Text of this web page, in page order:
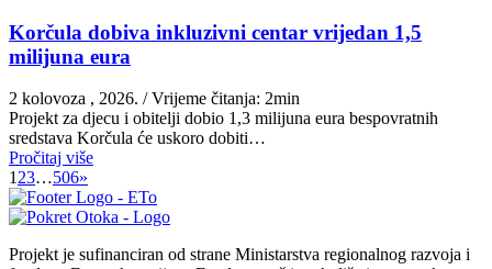
Korčula dobiva inkluzivni centar vrijedan 1,5
milijuna eura
2 kolovoza , 2026. / Vrijeme čitanja: 2min
Projekt za djecu i obitelji dobio 1,3 milijuna eura bespovratnih
sredstava Korčula će uskoro dobiti…
Pročitaj više
123…506»
Projekt je sufinanciran od strane Ministarstva regionalnog razvoja i